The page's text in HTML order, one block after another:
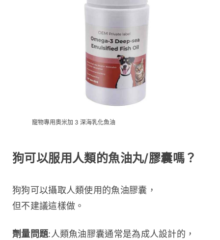
寵物專用奧米加 3 深海乳化魚油
狗可以服用人類的魚油丸/膠囊嗎？
狗狗可以攝取人類使用的魚油膠囊，
但不建議這樣做。
劑量問題:人類魚油膠囊通常是為成人設計的，